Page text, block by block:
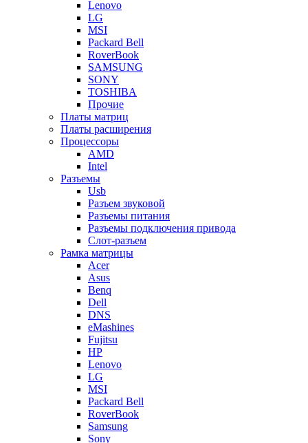
Lenovo
LG
MSI
Packard Bell
RoverBook
SAMSUNG
SONY
TOSHIBA
Прочие
Платы матриц
Платы расширения
Процессоры
AMD
Intel
Разъемы
Usb
Разъем звуковой
Разъемы питания
Разъемы подключения привода
Слот-разъем
Рамка матрицы
Acer
Asus
Benq
Dell
DNS
eMashines
Fujitsu
HP
Lenovo
LG
MSI
Packard Bell
RoverBook
Samsung
Sony